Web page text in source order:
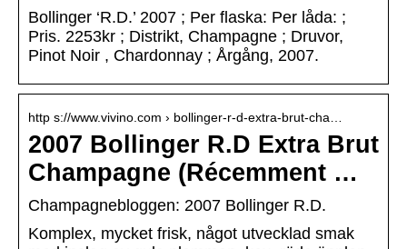
Bollinger ‘R.D.’ 2007 ; Per flaska: Per låda: ;
Pris. 2253kr ; Distrikt, Champagne ; Druvor,
Pinot Noir , Chardonnay ; Årgång, 2007.
http s://www.vivino.com › bollinger-r-d-extra-brut-cha…
2007 Bollinger R.D Extra Brut
Champagne (Récemment …
Champagnebloggen: 2007 Bollinger R.D.
Komplex, mycket frisk, något utvecklad smak